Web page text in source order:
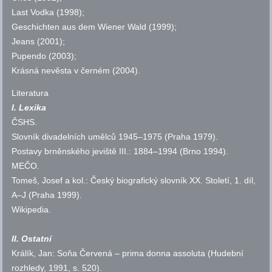
Last Vodka (1998);
Geschichten aus dem Wiener Wald (1999);
Jeans (2001);
Pupendo (2003);
Krásná nevěsta v černém (2004).
Literatura
I. Lexika
ČSHS.
Slovník divadelních umělců 1945–1975 (Praha 1979).
Postavy brněnského jeviště III.: 1884–1994 (Brno 1994).
MEČO.
Tomeš, Josef a kol.: Český biografický slovník XX. Století, 1. díl,
A–J (Praha 1999).
Wikipedia.
II. Ostatní
Králík, Jan: Soňa Červená – prima donna assoluta (Hudební
rozhledy, 1991, s. 520).